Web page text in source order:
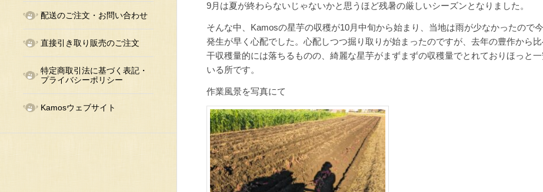
配送のご注文・お問い合わせ
直接引き取り販売のご注文
特定商取引法に基づく表記・
プライバシーポリシー
Kamosウェブサイト
9月は夏が終わらないじゃないかと思うほど残暑の厳しいシーズンとなりました。
そんな中、Kamosの星芋の収穫が10月中旬から始まり、当地は雨が少なかったので
発生が早く心配でした。心配しつつ掘り取りが始まったのですが、去年の豊作から
干収穫量的には落ちるものの、綺麗な星芋がまずまずの収穫量でとれておりほっと
いる所です。
作業風景を写真にて